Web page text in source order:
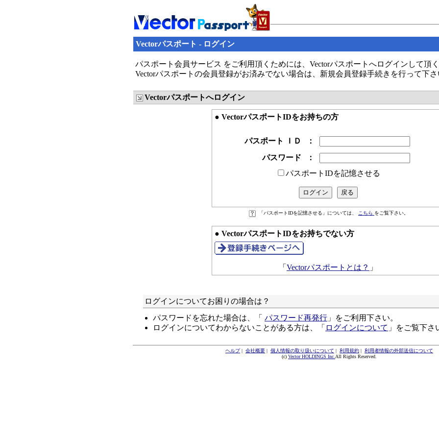
Vectorパスポート - ログイン
パスポート会員サービス をご利用頂くためには、Vectorパスポートへログインして頂
Vectorパスポートの会員登録がお済みでない場合は、新規会員登録手続きを行って下
Vectorパスポートへログイン
● VectorパスポートIDをお持ちの方
パスポート ＩＤ
：
パスワード
：
パスポートIDを記憶させる
「パスポートIDを記憶させる」については、 こちら をご覧下さい。
● VectorパスポートIDをお持ちでない方
「 Vectorパスポートとは？ 」
ログインについてお困りの場合は？
パスワードを忘れた場合は、「 パスワード再発行 」をご利用下さい。
ログインについてわからないことがある方は、「 ログインについて 」をご覧下さ
ヘルプ| 会社概要 | 個人情報の取り扱いについて | 利用規約 | 利用者情報の外部送信について
(c) Vector HOLDINGS Inc. All Rights Reserved.